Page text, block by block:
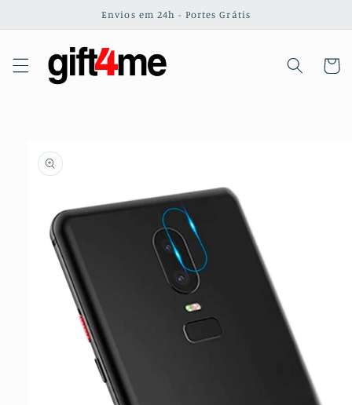
conteúdo
Envios em 24h - Portes Grátis
informação
do produto